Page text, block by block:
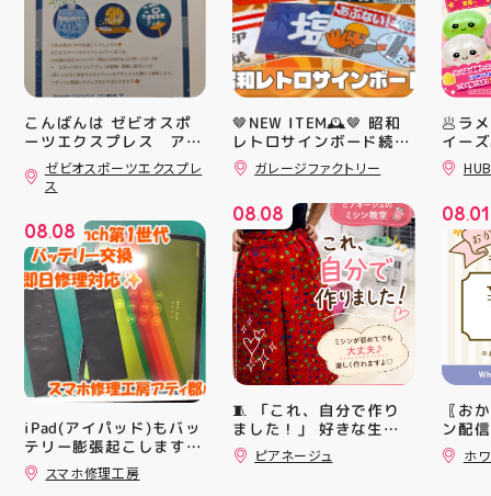
こんばんは ゼビオスポ
ーツエクスプレス アテ
ィ郡山です ・ 本日は
「ゼビオスポーツなつま
つり」開催のお知らせで
16(日)の２日間 ★アテ
ィ館内にて ☆11:00〜
17:00(予定)でイベント
を行います！ ・ アティ
入り口横にて冷たいゼリ
ーや瓶ジュース、熱中症
対策グッズの販売🧊 ま
た、5F店舗の当日のレシ
ート(税込2000円以上お
買い上げ)１枚＋スポー
ツポイントアプリ(本登
録)画面ご提示していた
だくと１回くじ引きに参
加することができます️
ゼビオスポーツエクスプレ
ス
08.08
iPad(アイパッド)もバッ
テリー膨張起こします🔋
💥スマホ修理工房アティ
郡山店ならデータそのま
スマホ修理工房
🤎NEW ITEM🕰️🤎 昭和
レトロサインボード続々
入荷中！ シャレオツで
ナウイ すべてA4サイズ
取り入れやすいですよ！
#昭和レトロ #アティ郡
山 #福島県 #郡山駅前 #
郡山市
ガレージファクトリー
08.08
🧵 「これ、自分で作り
ました！」 好きな生地
を選んで、ミシンで少し
ずつ形にしていく時間
ピアネージュ
🥟ラ
イー
沸騰
んス
が と
にゅ
みつ
い…
に入
らの
中華
中華
レン
シル
08.01
〖お
ン配
ッパ
￥
ホ